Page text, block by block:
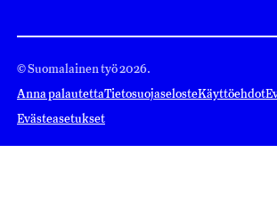
© Suomalainen työ 2026.
Anna palautettaTietosuojaselosteKäyttöehdot
Evästeasetukset